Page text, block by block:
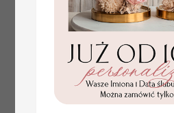
Prezent dla dziecka na narodziny
welurowy album na zdjęcia,
pamiątka z pierwszych lat życia